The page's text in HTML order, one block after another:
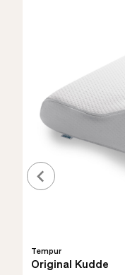
Tempur
Original Kudde